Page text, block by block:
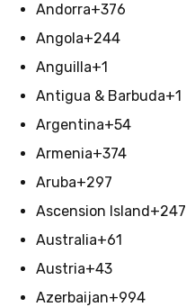
Andorra+376
Angola+244
Anguilla+1
Antigua & Barbuda+1
Argentina+54
Armenia+374
Aruba+297
Ascension Island+247
Australia+61
Austria+43
Azerbaijan+994